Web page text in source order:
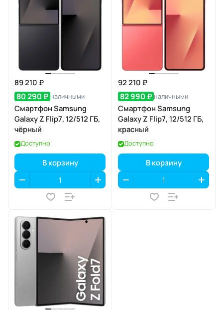
89 210 ₽
80 290 ₽ наличными
Смартфон Samsung
Galaxy Z Flip7, 12/512 ГБ,
чёрный
Доступно
В корзину
92 210 ₽
82 990 ₽ наличными
Смартфон Samsung
Galaxy Z Flip7, 12/512 ГБ,
красный
Доступно
В корзину